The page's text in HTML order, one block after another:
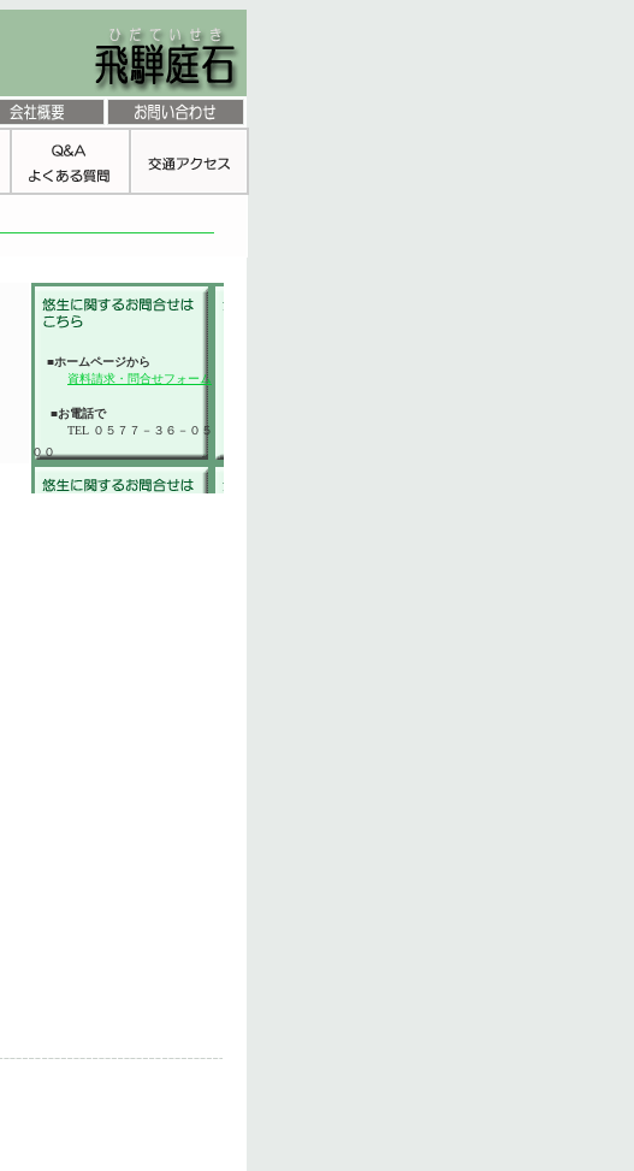
■ホームページから
資料請求・問合せフォーム
■お電話で
TEL ０５７７－３６－０５
００